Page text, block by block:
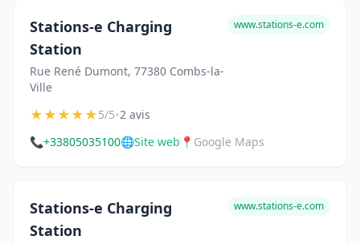
Stations-e Charging
Station
Rue René Dumont, 77380 Combs-la-
Ville
www.stations-e.com
★★★★★5/5•2 avis
📞+33805035100🌐Site web 📍 Google Maps
Stations-e Charging
Station
www.stations-e.com